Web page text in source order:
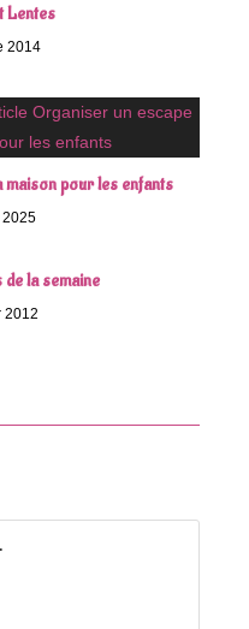
Lentes
2014
maison pour les enfants
2025
la semaine
2012